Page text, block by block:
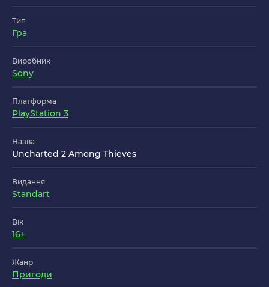
Тип
Гра
Виробник
Sony
Платформа
PlayStation 3
Назва
Uncharted 2 Among Thieves
Видання
Standart
Вік
16+
Жанр
Пригоди